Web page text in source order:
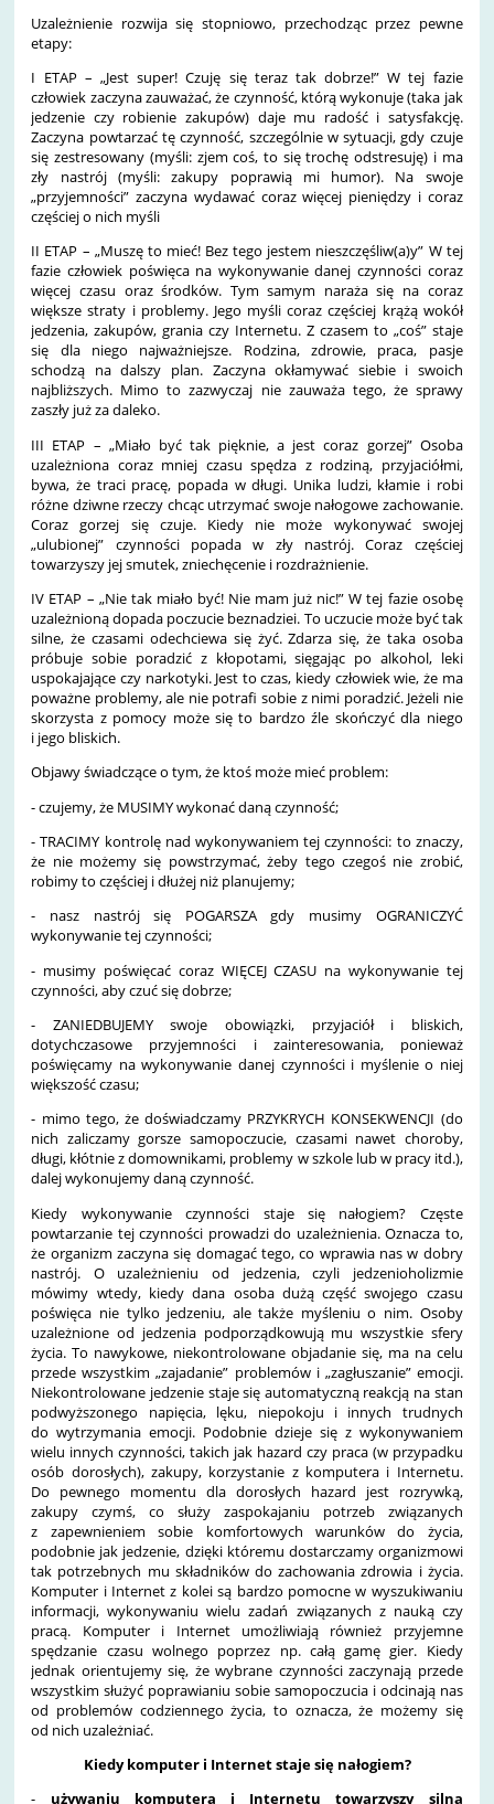
Uzależnienie rozwija się stopniowo, przechodząc przez pewne
etapy:
I ETAP – „Jest super! Czuję się teraz tak dobrze!” W tej fazie
człowiek zaczyna zauważać, że czynność, którą wykonuje (taka jak
jedzenie czy robienie zakupów) daje mu radość i satysfakcję.
Zaczyna powtarzać tę czynność, szczególnie w sytuacji, gdy czuje
się zestresowany (myśli: zjem coś, to się trochę odstresuję) i ma
zły nastrój (myśli: zakupy poprawią mi humor). Na swoje
„przyjemności” zaczyna wydawać coraz więcej pieniędzy i coraz
częściej o nich myśli
II ETAP – „Muszę to mieć! Bez tego jestem nieszczęśliw(a)y” W tej
fazie człowiek poświęca na wykonywanie danej czynności coraz
więcej czasu oraz środków. Tym samym naraża się na coraz
większe straty i problemy. Jego myśli coraz częściej krążą wokół
jedzenia, zakupów, grania czy Internetu. Z czasem to „coś” staje
się dla niego najważniejsze. Rodzina, zdrowie, praca, pasje
schodzą na dalszy plan. Zaczyna okłamywać siebie i swoich
najbliższych. Mimo to zazwyczaj nie zauważa tego, że sprawy
zaszły już za daleko.
III ETAP – „Miało być tak pięknie, a jest coraz gorzej” Osoba
uzależniona coraz mniej czasu spędza z rodziną, przyjaciółmi,
bywa, że traci pracę, popada w długi. Unika ludzi, kłamie i robi
różne dziwne rzeczy chcąc utrzymać swoje nałogowe zachowanie.
Coraz gorzej się czuje. Kiedy nie może wykonywać swojej
„ulubionej” czynności popada w zły nastrój. Coraz częściej
towarzyszy jej smutek, zniechęcenie i rozdrażnienie.
IV ETAP – „Nie tak miało być! Nie mam już nic!” W tej fazie osobę
uzależnioną dopada poczucie beznadziei. To uczucie może być tak
silne, że czasami odechciewa się żyć. Zdarza się, że taka osoba
próbuje sobie poradzić z kłopotami, sięgając po alkohol, leki
uspokajające czy narkotyki. Jest to czas, kiedy człowiek wie, że ma
poważne problemy, ale nie potrafi sobie z nimi poradzić. Jeżeli nie
skorzysta z pomocy może się to bardzo źle skończyć dla niego
i jego bliskich.
Objawy świadczące o tym, że ktoś może mieć problem:
- czujemy, że MUSIMY wykonać daną czynność;
- TRACIMY kontrolę nad wykonywaniem tej czynności: to znaczy,
że nie możemy się powstrzymać, żeby tego czegoś nie zrobić,
robimy to częściej i dłużej niż planujemy;
- nasz nastrój się POGARSZA gdy musimy OGRANICZYĆ
wykonywanie tej czynności;
- musimy poświęcać coraz WIĘCEJ CZASU na wykonywanie tej
czynności, aby czuć się dobrze;
- ZANIEDBUJEMY swoje obowiązki, przyjaciół i bliskich,
dotychczasowe przyjemności i zainteresowania, ponieważ
poświęcamy na wykonywanie danej czynności i myślenie o niej
większość czasu;
- mimo tego, że doświadczamy PRZYKRYCH KONSEKWENCJI (do
nich zaliczamy gorsze samopoczucie, czasami nawet choroby,
długi, kłótnie z domownikami, problemy w szkole lub w pracy itd.),
dalej wykonujemy daną czynność.
Kiedy wykonywanie czynności staje się nałogiem? Częste
powtarzanie tej czynności prowadzi do uzależnienia. Oznacza to,
że organizm zaczyna się domagać tego, co wprawia nas w dobry
nastrój. O uzależnieniu od jedzenia, czyli jedzenioholizmie
mówimy wtedy, kiedy dana osoba dużą część swojego czasu
poświęca nie tylko jedzeniu, ale także myśleniu o nim. Osoby
uzależnione od jedzenia podporządkowują mu wszystkie sfery
życia. To nawykowe, niekontrolowane objadanie się, ma na celu
przede wszystkim „zajadanie” problemów i „zagłuszanie” emocji.
Niekontrolowane jedzenie staje się automatyczną reakcją na stan
podwyższonego napięcia, lęku, niepokoju i innych trudnych
do wytrzymania emocji. Podobnie dzieje się z wykonywaniem
wielu innych czynności, takich jak hazard czy praca (w przypadku
osób dorosłych), zakupy, korzystanie z komputera i Internetu.
Do pewnego momentu dla dorosłych hazard jest rozrywką,
zakupy czymś, co służy zaspokajaniu potrzeb związanych
z zapewnieniem sobie komfortowych warunków do życia,
podobnie jak jedzenie, dzięki któremu dostarczamy organizmowi
tak potrzebnych mu składników do zachowania zdrowia i życia.
Komputer i Internet z kolei są bardzo pomocne w wyszukiwaniu
informacji, wykonywaniu wielu zadań związanych z nauką czy
pracą. Komputer i Internet umożliwiają również przyjemne
spędzanie czasu wolnego poprzez np. całą gamę gier. Kiedy
jednak orientujemy się, że wybrane czynności zaczynają przede
wszystkim służyć poprawianiu sobie samopoczucia i odcinają nas
od problemów codziennego życia, to oznacza, że możemy się
od nich uzależniać.
Kiedy komputer i Internet staje się nałogiem?
- używaniu komputera i Internetu towarzyszy silna